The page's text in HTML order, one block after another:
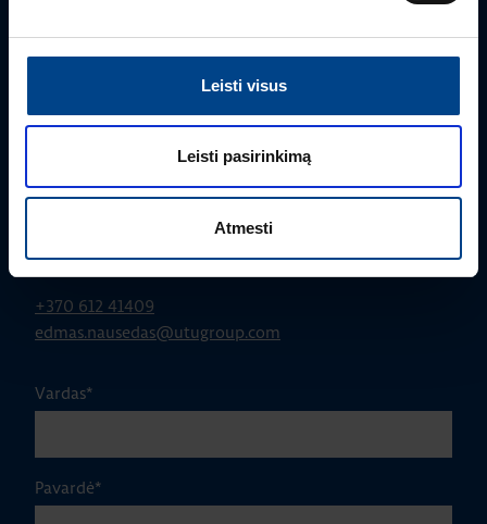
Leisti visus
Leisti pasirinkimą
Atmesti
Edmas Nausėdas
+370 612 41409
edmas.nausedas@utugroup.com
Vardas*
Pavardė*